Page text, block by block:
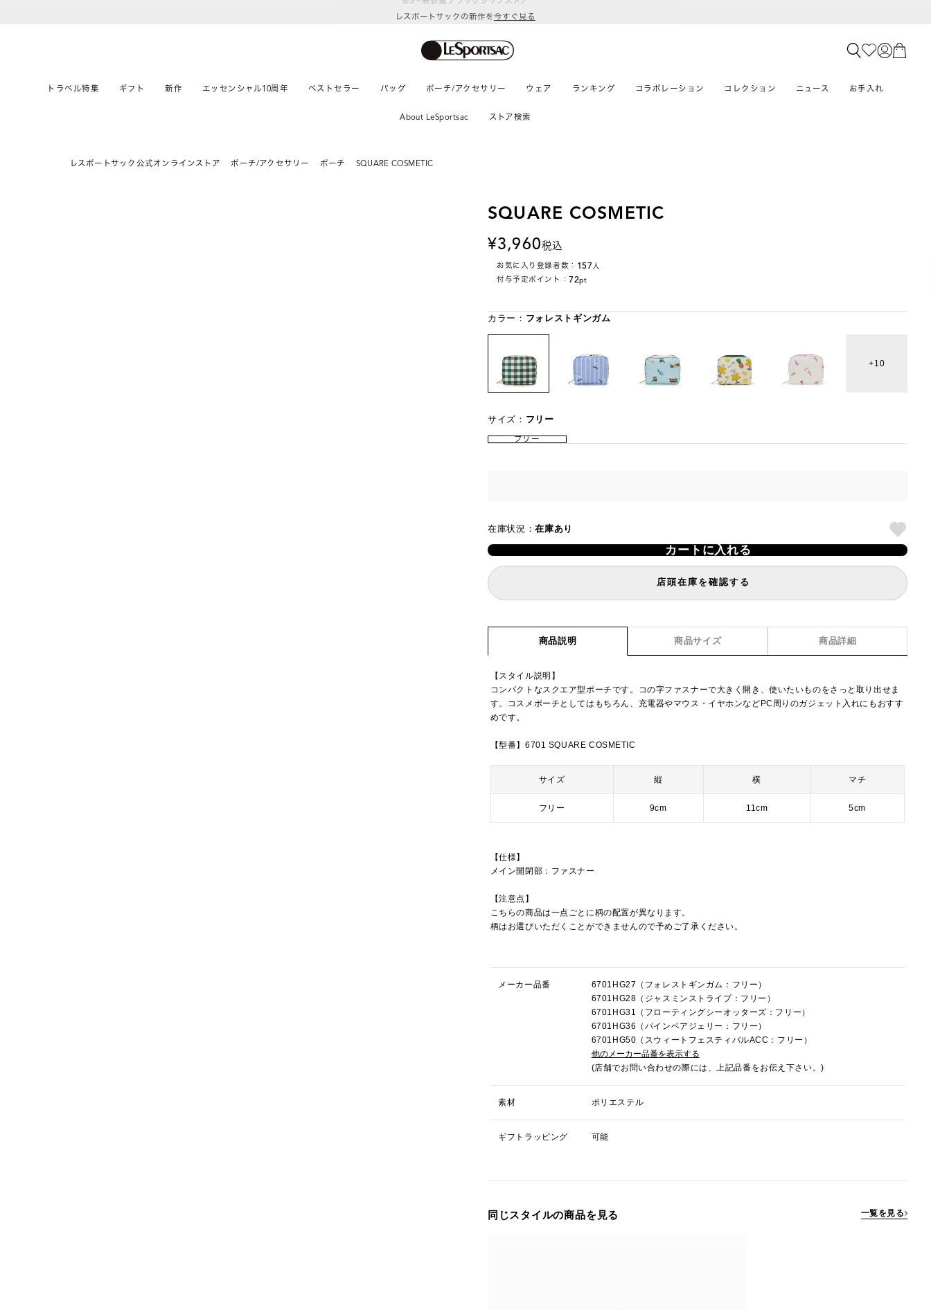
レスポートサックの新作を 今すぐ見る
トラベル特集 ギフト 新作 エッセンシャル10周年 ベストセラー バッグ ポーチ/アクセサリー ウェア ランキング コラボレーション コレクション ニュース お手入れ
About LeSportsac ストア検索
レスポートサック公式オンラインストア ポーチ/アクセサリー ポーチ SQUARE COSMETIC
SQUARE COSMETIC
3,960税込
お気に入り登録者数： 157人
付与予定ポイント：72pt
カラー： フォレストギンガム
10
サイズ： フリー
フリー
在庫状況：在庫あり
カートに入れる
店頭在庫を確認する
商品説明 商品サイズ 商品詳細
【スタイル説明】
コンパクトなスクエア型ポーチです。コの字ファスナーで大きく開き、使いたいものをさっと取り出せま
す。コスメポーチとしてはもちろん、充電器やマウス・イヤホンなどPC周りのガジェット入れにもおすす
めです。
【型番】6701 SQUARE COSMETIC
サイズ 縦 横 マチ
フリー 9cm 11cm 5cm
【仕様】
メイン開閉部：ファスナー
【注意点】
こちらの商品は一点ごとに柄の配置が異なります。
柄はお選びいただくことができませんので予めご了承ください。
メーカー品番
6701HG27（フォレストギンガム：フリー）
6701HG28（ジャスミンストライプ：フリー）
6701HG31（フローティングシーオッターズ：フリー）
6701HG36（パインベアジェリー：フリー）
6701HG50（スウィートフェスティバルACC：フリー）
他のメーカー品番を表示する
(店舗でお問い合わせの際には、上記品番をお伝え下さい。)
素材 ポリエステル
ギフトラッピング 可能
同じスタイルの商品を見る 一覧を見る